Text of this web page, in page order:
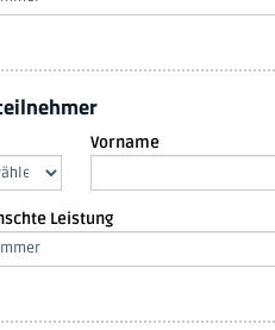
Vorname
Leistung